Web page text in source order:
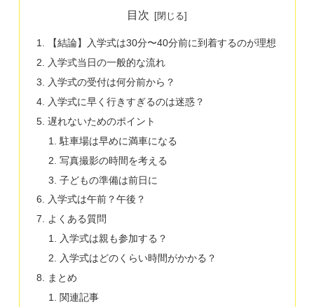
目次
【結論】入学式は30分〜40分前に到着するのが理想
入学式当日の一般的な流れ
入学式の受付は何分前から？
入学式に早く行きすぎるのは迷惑？
遅れないためのポイント
駐車場は早めに満車になる
写真撮影の時間を考える
子どもの準備は前日に
入学式は午前？午後？
よくある質問
入学式は親も参加する？
入学式はどのくらい時間がかかる？
まとめ
関連記事